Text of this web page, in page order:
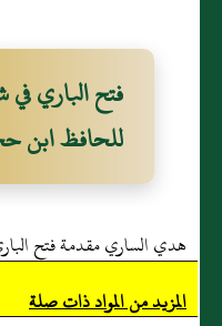
{لا يُصْلِحُ عَمَلَ
الْمُفْسِدِينَ} ،
وَقَالَ فِي قَوْلِهِ
تعالى {أَصَلَوَاتُكَ
تَأْمُرُكَ أَنْ نَتْرُكَ
أَنْ
فتح الباري
للحافظ ابن
هدي الساري مقدمة فتح
المزيد من المواد ذات صلة